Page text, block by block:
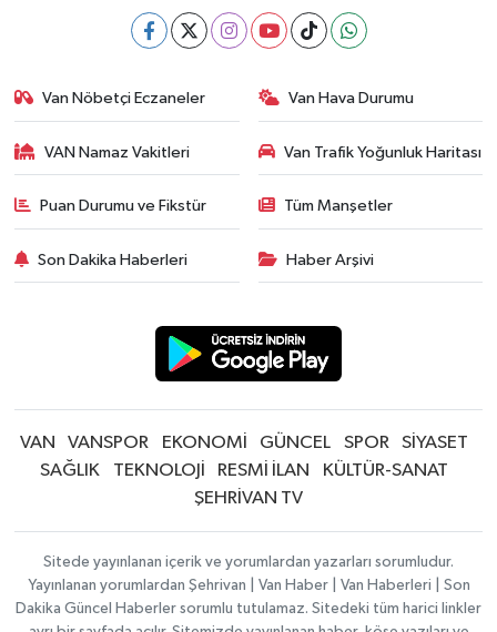
Van Nöbetçi Eczaneler Van Hava Durumu
VAN Namaz Vakitleri Van Trafik Yoğunluk Haritası
Puan Durumu ve Fikstür Tüm Manşetler
Son Dakika Haberleri Haber Arşivi
VAN VANSPOR EKONOMİ GÜNCEL SPOR
SİYASET
SAĞLIK
TEKNOLOJİ RESMİ İLAN
KÜLTÜR-SANAT
ŞEHRİVAN TV
Sitede yayınlanan içerik ve yorumlardan yazarları sorumludur.
Yayınlanan yorumlardan Şehrivan | Van Haber | Van Haberleri | Son
Dakika Güncel Haberler sorumlu tutulamaz. Sitedeki tüm harici linkler